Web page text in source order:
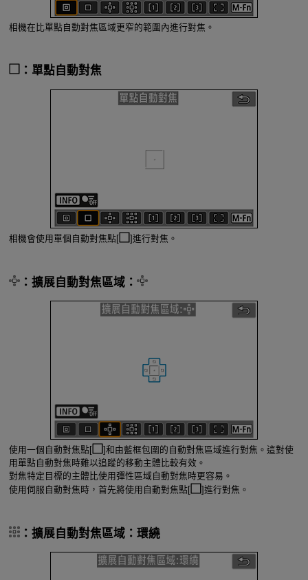
相機在比單點自動對焦區域更窄的範圍內進行對焦。
：單點自動對焦
相機會使用單個自動對焦點[ ]進行對焦。
：擴展自動對焦區域：
使用一個自動對焦點[
]和由藍框包圍的自動對焦區域進行對焦。這對使
用單點自動對焦時難以追蹤的移動主體比較有效。
對焦特定目標的主體比使用彈性區域自動對焦時更容易。
使用伺服自動對焦時，首先將使用自動對焦點[
]進行對焦。
：擴展自動對焦區域：環繞